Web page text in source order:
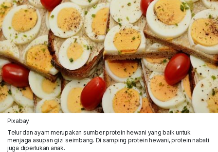
Pixabay
Telur dan ayam merupakan sumber protein hewani yang baik untuk
menjaga asupan gizi seimbang. Di samping protein hewani, protein nabati
juga diperlukan anak.